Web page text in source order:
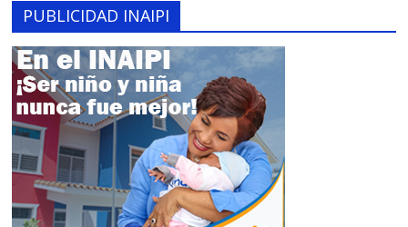
PUBLICIDAD INAIPI